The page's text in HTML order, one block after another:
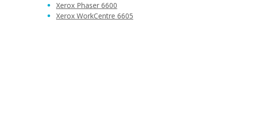
Xerox Phaser 6600
Xerox WorkCentre 6605